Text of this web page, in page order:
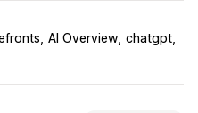
AI Overview chatgpt